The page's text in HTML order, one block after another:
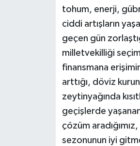
tohum, enerji,
ciddi artışların
geçen gün
milletvekilliği
finansmana
arttığı, döviz
zeytinyağında
geçişlerde
çözüm
sezonunun iyi